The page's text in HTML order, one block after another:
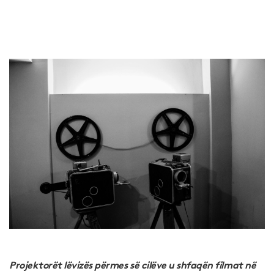
Projektorët lëvizës përmes së cilëve u shfaqën filmat në